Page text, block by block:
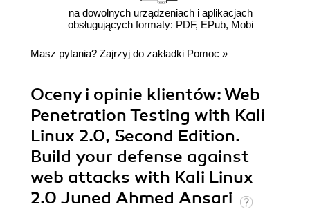
na dowolnych urządzeniach i aplikacjach
obsługujących formaty: PDF, EPub, Mobi
Masz pytania? Zajrzyj do zakładki Pomoc »
Oceny i opinie klientów: Web
Penetration Testing with Kali
Linux 2.0, Second Edition.
Build your defense against
web attacks with Kali Linux
2.0 Juned Ahmed Ansari